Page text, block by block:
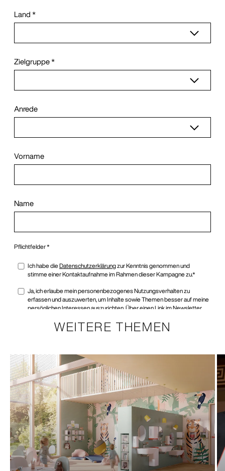
WEITERE THEMEN